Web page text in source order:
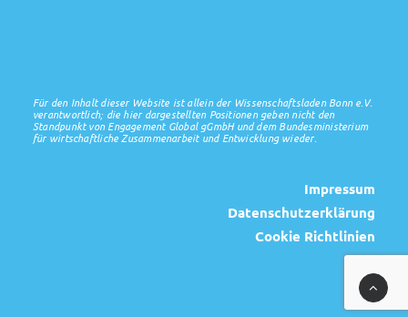
Für den Inhalt dieser Website ist allein der Wissenschaftsladen Bonn e.V.
verantwortlich; die hier dargestellten Positionen geben nicht den
Standpunkt von Engagement Global gGmbH und dem Bundesministerium
für wirtschaftliche Zusammenarbeit und Entwicklung wieder.
Impressum
Datenschutzerklärung
Cookie Richtlinien